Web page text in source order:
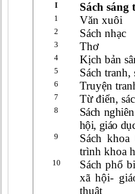
I Sách sáng
1 Văn xuôi
2 Sách nhạc
3 Thơ
4 Kịch bản
5 Sách tranh,
6 Truyện
7 Từ điển,
8
Sách
hội, giáo
9
Sách
trình khoa
10
Sách phổ
xã hội-
thuật